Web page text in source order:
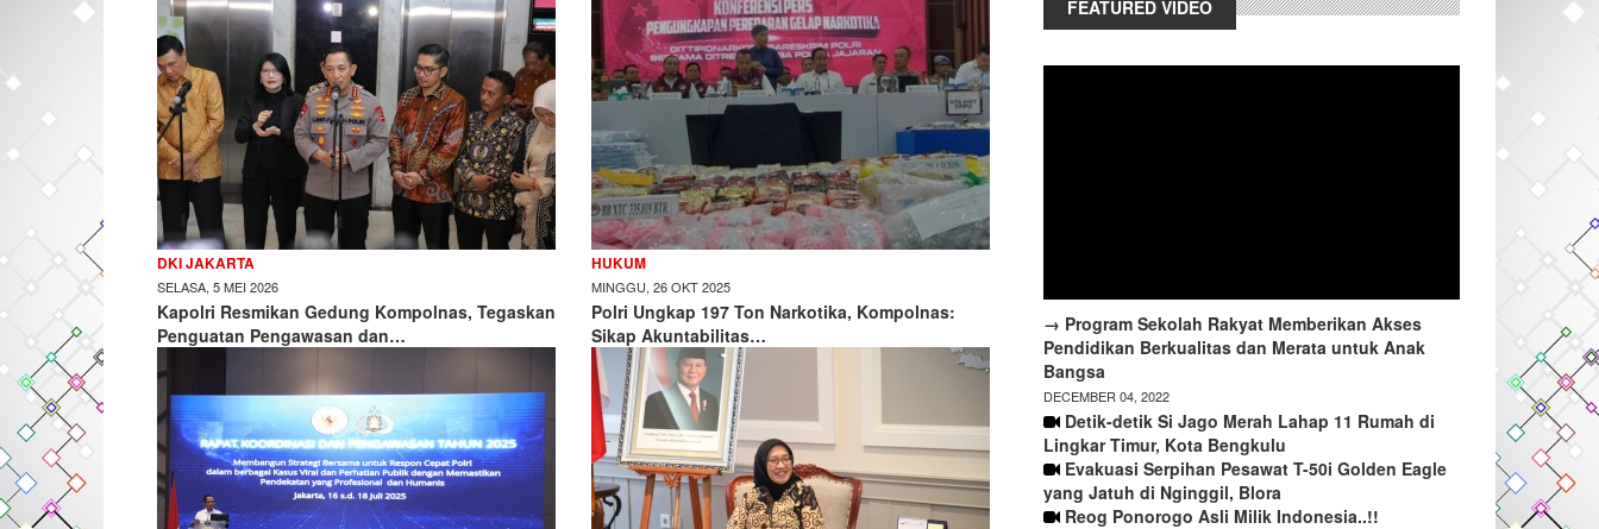
DKI JAKARTA
SELASA, 5 MEI 2026
Kapolri Resmikan Gedung Kompolnas, Tegaskan
Penguatan Pengawasan dan…
HUKUM
MINGGU, 26 OKT 2025
Polri Ungkap 197 Ton Narkotika, Kompolnas:
Sikap Akuntabilitas…
FEATURED VIDEO
→ Program Sekolah Rakyat Memberikan Akses
Pendidikan Berkualitas dan Merata untuk Anak
Bangsa
DECEMBER 04, 2022
Detik-detik Si Jago Merah Lahap 11 Rumah di
Lingkar Timur, Kota Bengkulu
Evakuasi Serpihan Pesawat T-50i Golden Eagle
yang Jatuh di Nginggil, Blora
Reog Ponorogo Asli Milik Indonesia..!!